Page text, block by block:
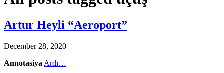
Artur Heyli “Aeroport”
December 28, 2020
Annotasiya Ardı…